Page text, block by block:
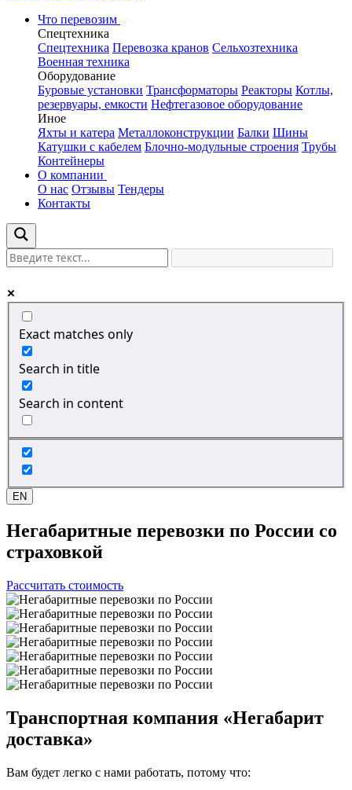
Что перевозим
Спецтехника
Спецтехника Перевозка кранов Сельхозтехника
Военная техника
Оборудование
Буровые установки Трансформаторы Реакторы Котлы,
резервуары, емкости Нефтегазовое оборудование
Иное
Яхты и катера Металлоконструкции Балки Шины
Катушки с кабелем Блочно-модульные строения Трубы
Контейнеры
О компании
О нас Отзывы Тендеры
Контакты
Exact matches only
Search in title
Search in content
EN
Негабаритные перевозки по России со
страховкой
Рассчитать стоимость
Транспортная компания «Негабарит
доставка»
Вам будет легко с нами работать, потому что: